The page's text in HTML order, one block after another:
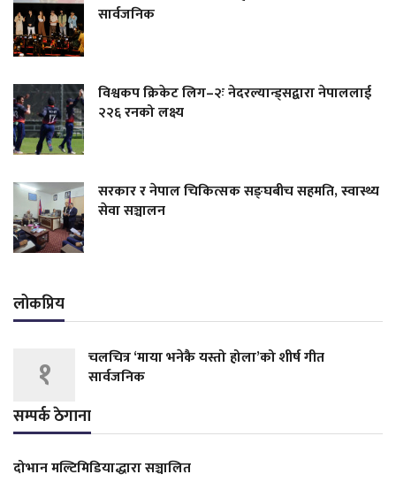
सार्वजनिक
विश्वकप क्रिकेट लिग–२ः नेदरल्यान्ड्सद्वारा नेपाललाई
२२६ रनको लक्ष्य
सरकार र नेपाल चिकित्सक सङ्घबीच सहमति, स्वास्थ्य
सेवा सञ्चालन
लोकप्रिय
१
चलचित्र ‘माया भनेकै यस्तो होला’को शीर्ष गीत
सार्वजनिक
सम्पर्क ठेगाना
दोभान मल्टिमिडियाद्धारा सञ्चालित